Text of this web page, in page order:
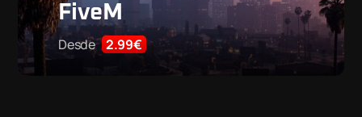
FiveM
Desde 2.99€